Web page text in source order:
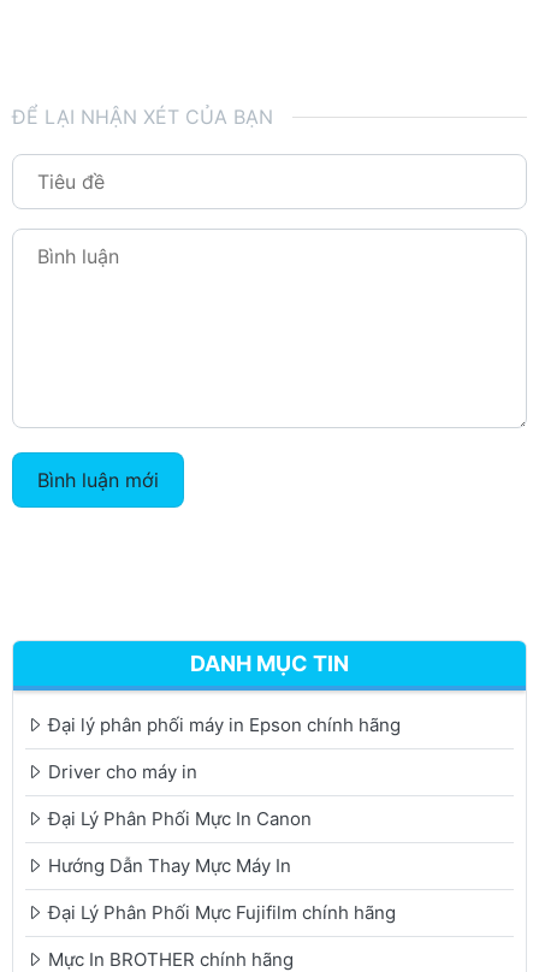
ĐỂ LẠI NHẬN XÉT CỦA BẠN
Bình luận mới
DANH MỤC TIN
Đại lý phân phối máy in Epson chính hãng
Driver cho máy in
Đại Lý Phân Phối Mực In Canon
Hướng Dẫn Thay Mực Máy In
Đại Lý Phân Phối Mực Fujifilm chính hãng
Mực In BROTHER chính hãng